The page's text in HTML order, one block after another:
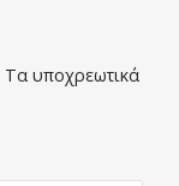
Τα υποχρεωτικά